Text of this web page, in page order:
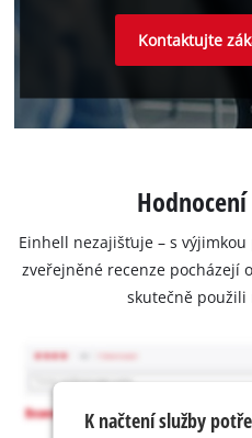
Kontaktujte
Einhell nezajišťuje – s
zveřejněné recenze
skutečně použili
K načtení služby